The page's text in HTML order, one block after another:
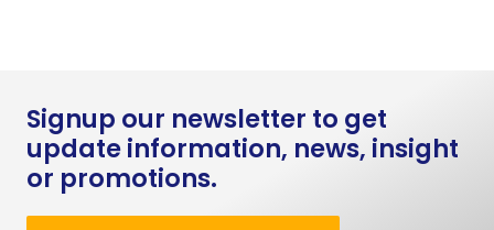
Signup our newsletter to get
update information, news, insight
or promotions.